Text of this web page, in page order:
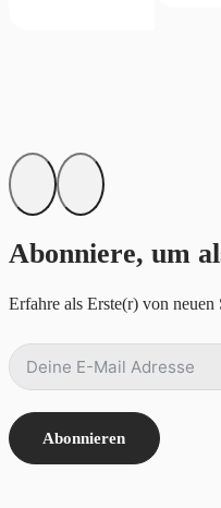
Abonniere, um
Erfahre als Erste(r) von
Abonnieren